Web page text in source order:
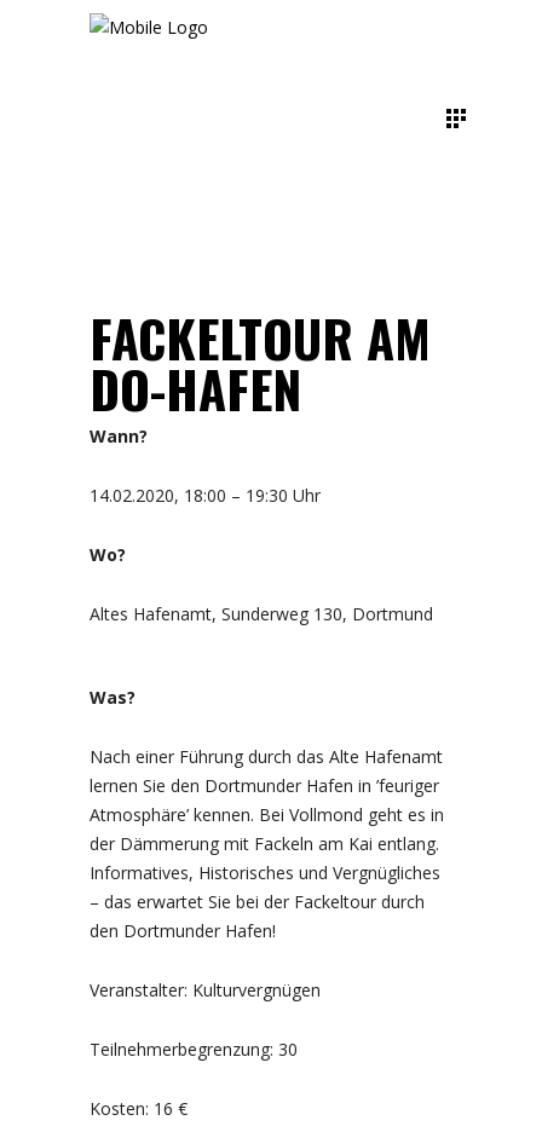
FACKELTOUR AM
DO-HAFEN
Wann?
14.02.2020, 18:00 – 19:30 Uhr
Wo?
Altes Hafenamt, Sunderweg 130, Dortmund
Was?
Nach einer Führung durch das Alte Hafenamt
lernen Sie den Dortmunder Hafen in ’feuriger
Atmosphäre’ kennen. Bei Vollmond geht es in
der Dämmerung mit Fackeln am Kai entlang.
Informatives, Historisches und Vergnügliches
– das erwartet Sie bei der Fackeltour durch
den Dortmunder Hafen!
Veranstalter: Kulturvergnügen
Teilnehmerbegrenzung: 30
Kosten: 16 €